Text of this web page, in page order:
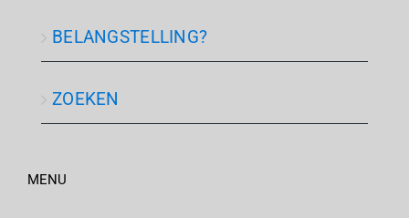
BELANGSTELLING?
ZOEKEN
MENU